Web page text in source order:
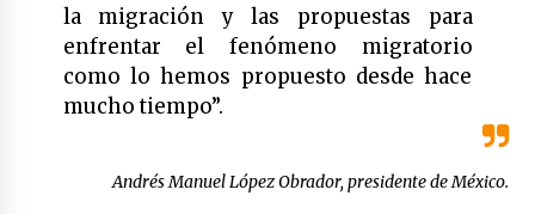
la migración y las propuestas para
enfrentar el fenómeno migratorio
como lo hemos propuesto desde hace
mucho tiempo”.
Andrés Manuel López Obrador, presidente de México.